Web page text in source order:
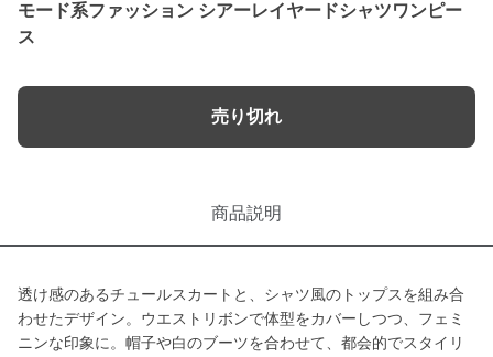
モード系ファッション シアーレイヤードシャツワンピー
ス
売り切れ
商品説明
透け感のあるチュールスカートと、シャツ風のトップスを組み合
わせたデザイン。ウエストリボンで体型をカバーしつつ、フェミ
ニンな印象に。帽子や白のブーツを合わせて、都会的でスタイリ